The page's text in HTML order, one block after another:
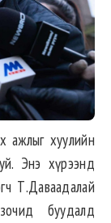
ажлыг хуулийн
Энэ хүрээнд
Т.Даваадалай
буудалд